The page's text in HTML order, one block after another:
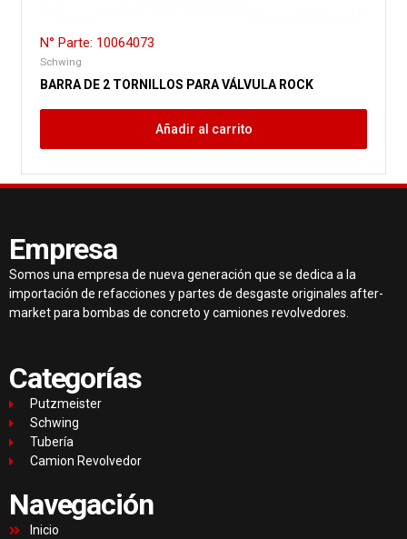
N° Parte: 10064073
Schwing
BARRA DE 2 TORNILLOS PARA VÁLVULA ROCK
Añadir al carrito
Empresa
Somos una empresa de nueva generación que se dedica a la
importación de refacciones y partes de desgaste originales after-
market para bombas de concreto y camiones revolvedores.
Categorías
Putzmeister
Schwing
Tubería
Camion Revolvedor
Navegación
Inicio